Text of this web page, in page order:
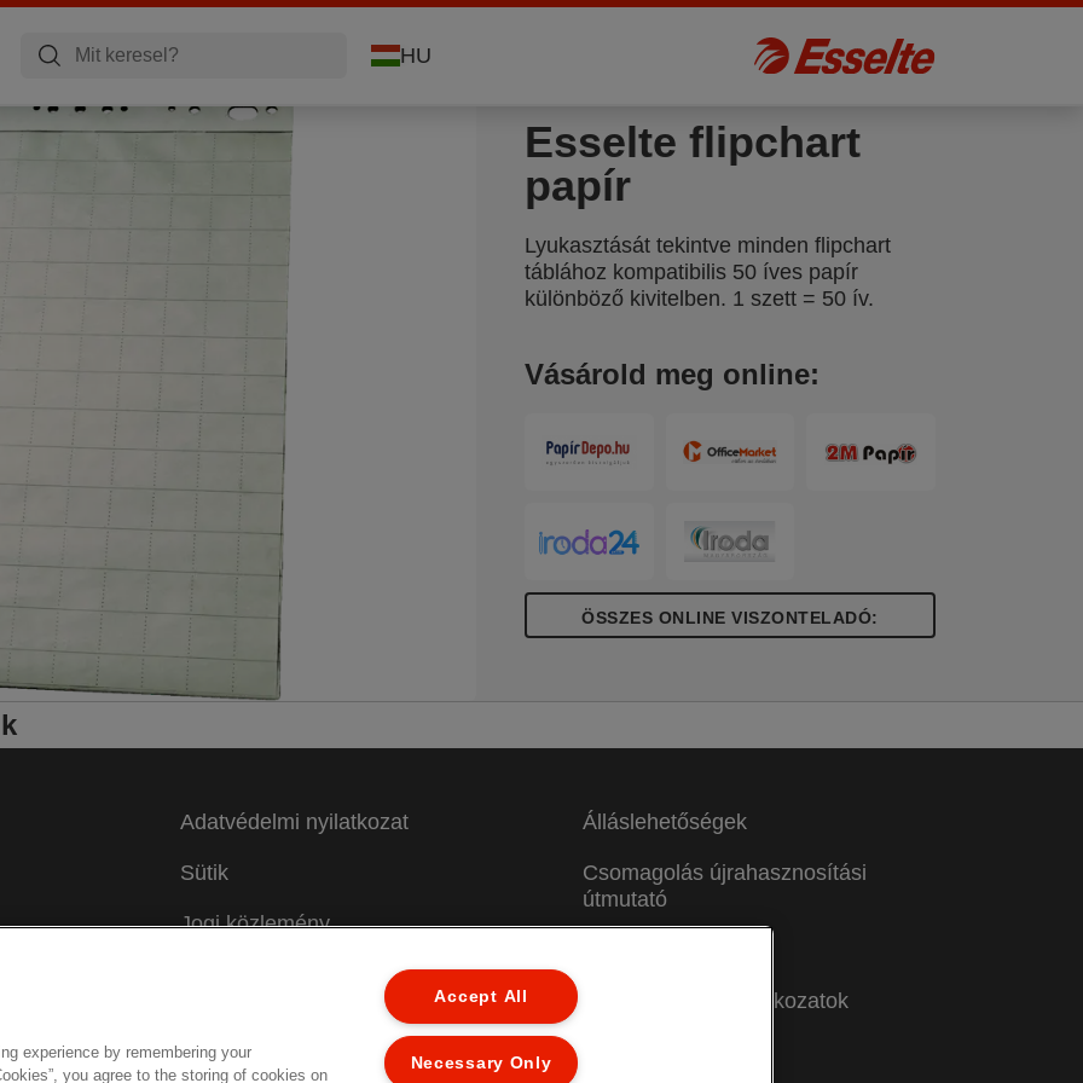
HU
Esselte flipchart
papír
Lyukasztását tekintve minden flipchart
táblához kompatibilis 50 íves papír
különböző kivitelben. 1 szett = 50 ív.
Vásárold meg online:
ÖSSZES ONLINE VISZONTELADÓ:
Adatvédelmi nyilatkozat
Sütik
Jogi közlemény
Álláslehetőségek
Csomagolás újrahasznosítási
útmutató
Megfelelőségi nyilatkozatok
experience by remembering your
you agree to the storing of cookies on
Accept All
Necessary Only